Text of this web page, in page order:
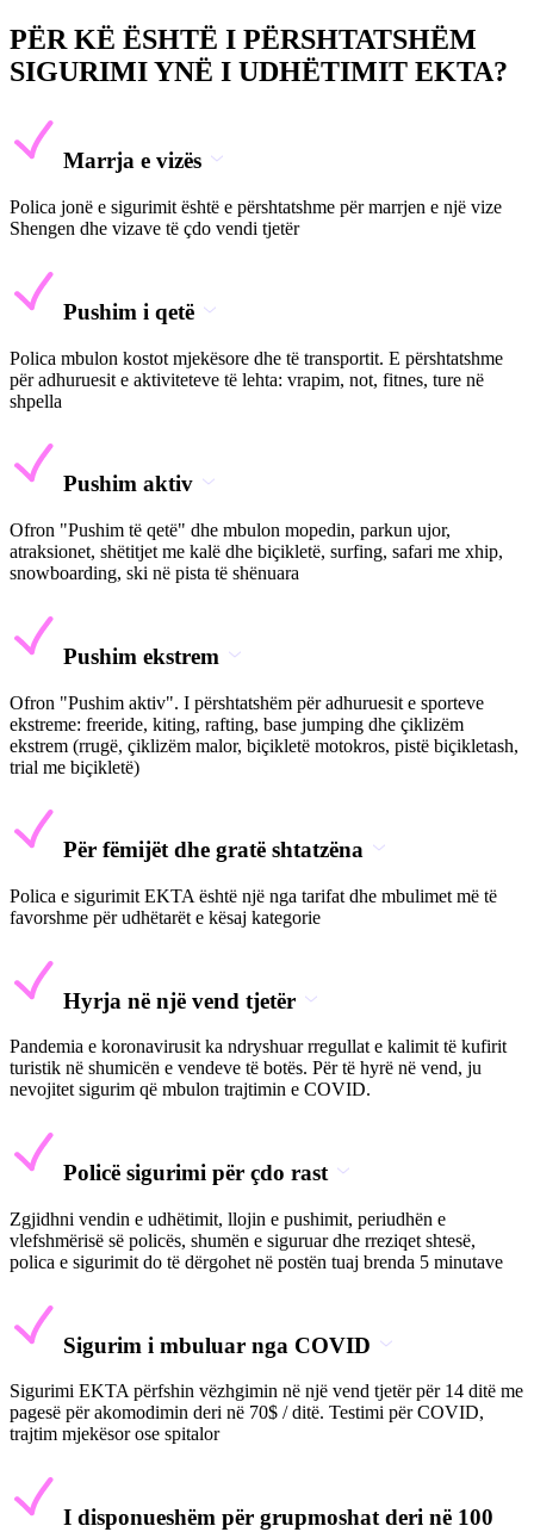
PËR KË ËSHTË I PËRSHTATSHËM
SIGURIMI YNË I UDHËTIMIT EKTA?
Marrja e vizës
Polica jonë e sigurimit është e përshtatshme për marrjen e një vize
Shengen dhe vizave të çdo vendi tjetër
Pushim i qetë
Polica mbulon kostot mjekësore dhe të transportit. E përshtatshme
për adhuruesit e aktiviteteve të lehta: vrapim, not, fitnes, ture në
shpella
Pushim aktiv
Ofron "Pushim të qetë" dhe mbulon mopedin, parkun ujor,
atraksionet, shëtitjet me kalë dhe biçikletë, surfing, safari me xhip,
snowboarding, ski në pista të shënuara
Pushim ekstrem
Ofron "Pushim aktiv". I përshtatshëm për adhuruesit e sporteve
ekstreme: freeride, kiting, rafting, base jumping dhe çiklizëm
ekstrem (rrugë, çiklizëm malor, biçikletë motokros, pistë biçikletash,
trial me biçikletë)
Për fëmijët dhe gratë shtatzëna
Polica e sigurimit EKTA është një nga tarifat dhe mbulimet më të
favorshme për udhëtarët e kësaj kategorie
Hyrja në një vend tjetër
Pandemia e koronavirusit ka ndryshuar rregullat e kalimit të kufirit
turistik në shumicën e vendeve të botës. Për të hyrë në vend, ju
nevojitet sigurim që mbulon trajtimin e COVID.
Policë sigurimi për çdo rast
Zgjidhni vendin e udhëtimit, llojin e pushimit, periudhën e
vlefshmërisë së policës, shumën e siguruar dhe rreziqet shtesë,
polica e sigurimit do të dërgohet në postën tuaj brenda 5 minutave
Sigurim i mbuluar nga COVID
Sigurimi EKTA përfshin vëzhgimin në një vend tjetër për 14 ditë me
pagesë për akomodimin deri në 70$ / ditë. Testimi për COVID,
trajtim mjekësor ose spitalor
I disponueshëm për grupmoshat deri në 100